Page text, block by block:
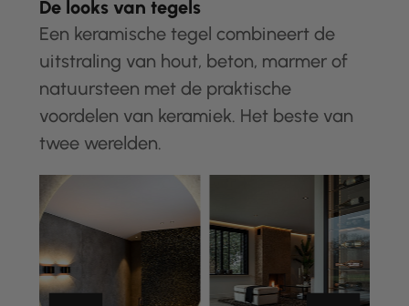
De looks van tegels
Een keramische tegel combineert de
uitstraling van hout, beton, marmer of
natuursteen met de praktische
voordelen van keramiek. Het beste van
twee werelden.